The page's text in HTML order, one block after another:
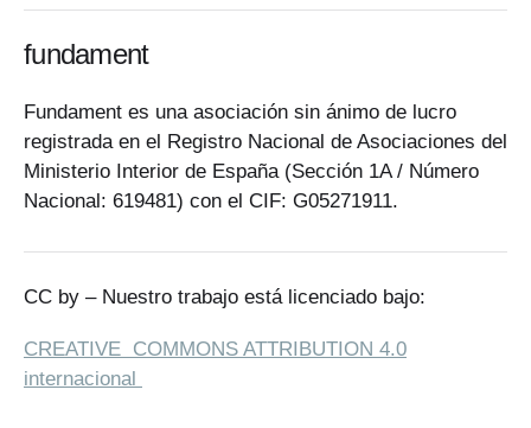
fundament
Fundament es una asociación sin ánimo de lucro
registrada en el Registro Nacional de Asociaciones del
Ministerio Interior de España (Sección 1A / Número
Nacional: 619481) con el CIF: G05271911.
CC by – Nuestro trabajo está licenciado bajo:
CREATIVE COMMONS ATTRIBUTION 4.0
internacional